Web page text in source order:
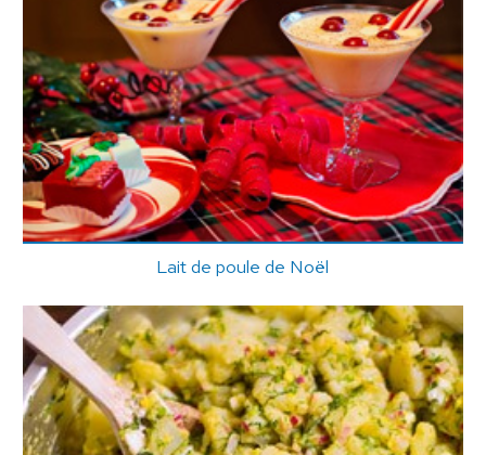
Lait de poule de Noël